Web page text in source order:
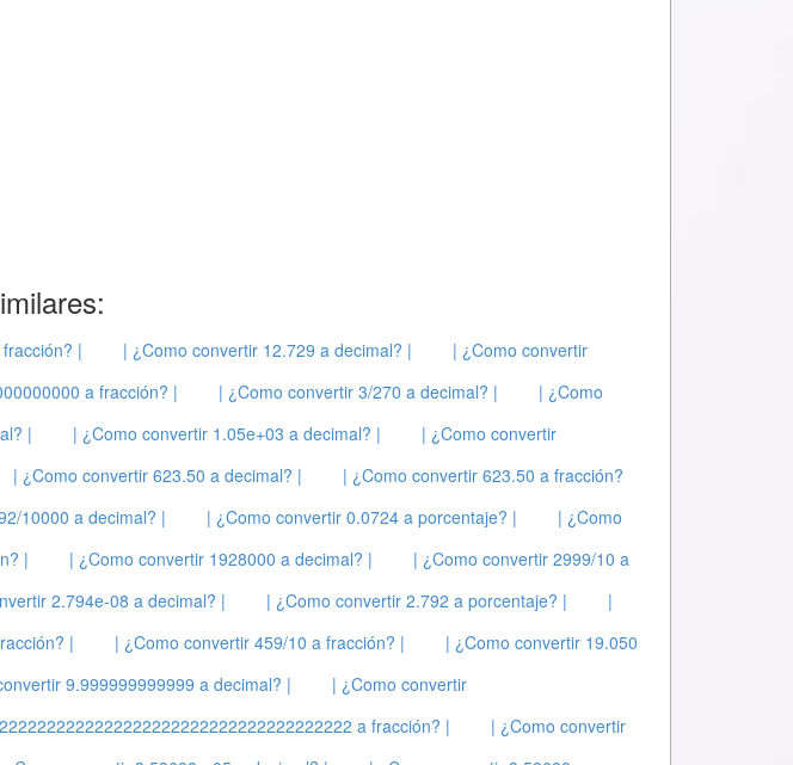
| | ¿Como convertir 12.729 a decimal? |
| ¿Como convertir
a fracción? |
| ¿Como convertir 3/270 a decimal? |
| ¿Como
|
| ¿Como convertir 1.05e+03 a decimal? |
| ¿Como convertir
| ¿Como convertir 623.50 a decimal? |
| ¿Como convertir 623.50 a fracción?
10000 a decimal? | | ¿Como convertir 0.0724 a porcentaje? |
| ¿Como
|
| ¿Como convertir 1928000 a decimal? |
| ¿Como convertir 2999/10 a
2.794e-08 a decimal? | | ¿Como convertir 2.792 a porcentaje? |
|
|
| ¿Como convertir 459/10 a fracción? |
| ¿Como convertir 19.050
9.999999999999 a decimal? |
| ¿Como convertir
a fracción? |
| ¿Como convertir